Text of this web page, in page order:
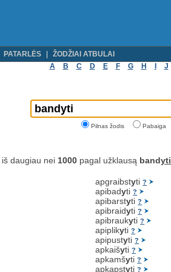
PATARLĖS
ŽODŽIAI ATBULAI
A
B C D E F G H J
Pilnas žodis Pabaiga
iš daugiau nei 1000 pagal užklausą bandyti
apgraibstyti?
apibadyti?
apibarstyti?
apibraidyti?
apibraukyti?
apiplikyti?
apipustyti?
apkaišyti?
apkamšyti?
apkapstyti?